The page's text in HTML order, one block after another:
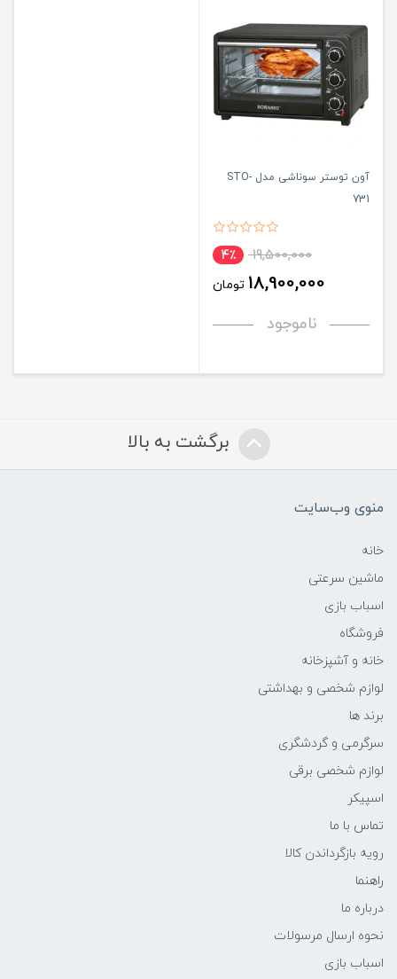
آون توستر سوناشی مدل STO-
731
19,500,000 4٪
18,900,000 تومان
ناموجود
برگشت به بالا
منوی وب‌سایت
خانه
ماشین سرعتی
اسباب بازی
فروشگاه
خانه و آشپزخانه
لوازم شخصی و بهداشتی
برند ها
سرگرمی و گردشگری
لوازم شخصی برقی
اسپیکر
تماس با ما
رویه بازگرداندن کالا
راهنما
درباره ما
نحوه ارسال مرسولات
اسباب بازی